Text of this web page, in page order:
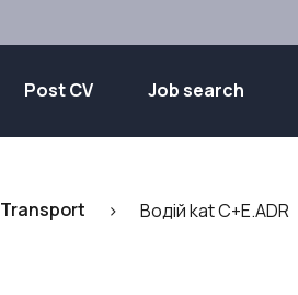
Post CV Job search
Transport > Водій kat C+E.ADR